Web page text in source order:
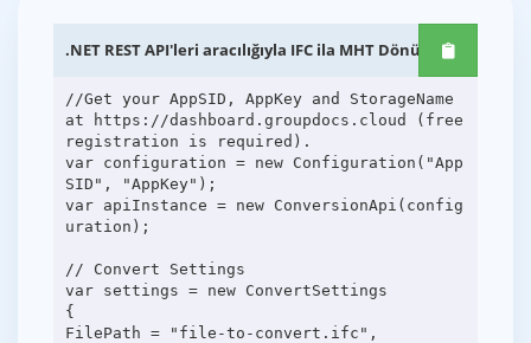
.NET REST API'leri aracılığıyla IFC ila MHT Dönüşümü
//Get your AppSID, AppKey and StorageName
at https://dashboard.groupdocs.cloud (free
registration is required).
var configuration = new Configuration("App
SID", "AppKey");
var apiInstance = new ConversionApi(config
uration);
// Convert Settings
var settings = new ConvertSettings
{
FilePath = "file-to-convert.ifc",